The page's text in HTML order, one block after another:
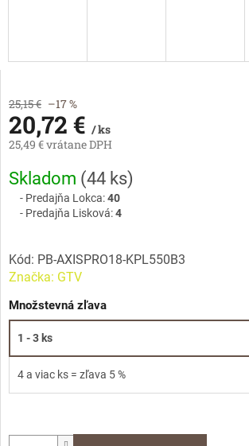
25,15 € –17 %
20,72 € / ks
25,49 € vrátane DPH
Jednotková
cena:
Skladom (44 ks)
Predajňa Lokca:40
Predajňa Lisková:4
Kód: PB-AXISPRO18-KPL550B3
Značka: GTV
Množstevná zľava
1 - 3 ks
4 a viac ks = zľava 5 %